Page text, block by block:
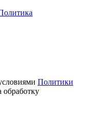
Политики
обработку